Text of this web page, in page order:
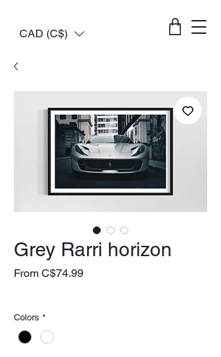
CAD (C$)
Grey Rarri horizon
From C$74.99Sale
Colors *